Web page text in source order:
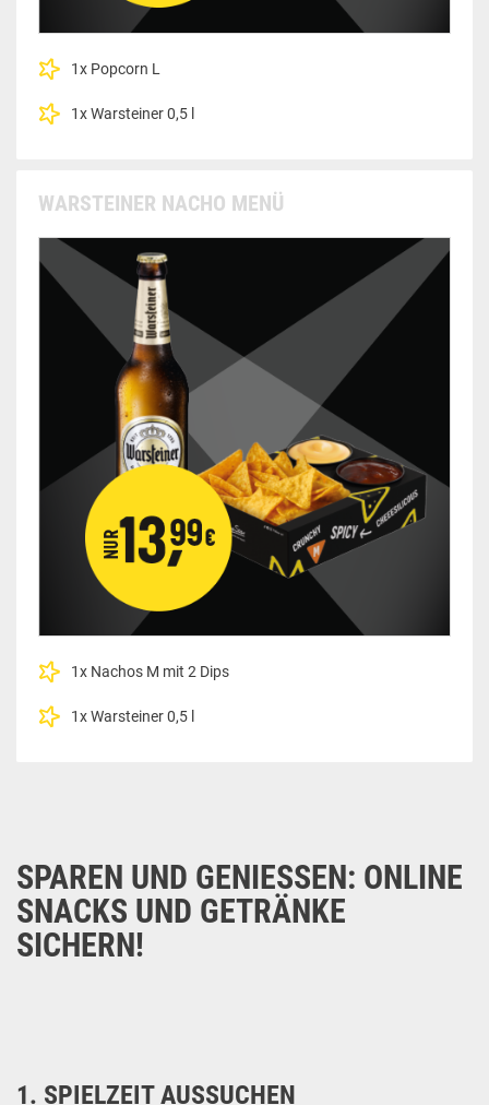
1x Popcorn L
1x Warsteiner 0,5 l
WARSTEINER NACHO MENÜ
1x Nachos M mit 2 Dips
1x Warsteiner 0,5 l
SPAREN UND GENIESSEN: ONLINE S
NACKS UND GETRÄNKE S
ICHERN!
1. SPIELZEIT AUSSUCHEN